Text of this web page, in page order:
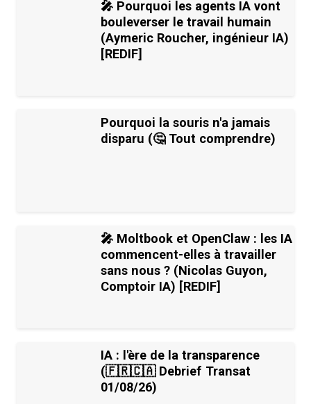
🎤 Pourquoi les agents IA vont
bouleverser le travail humain
(Aymeric Roucher, ingénieur IA)
[REDIF]
Pourquoi la souris n'a jamais
disparu (🤔 Tout comprendre)
🎤 Moltbook et OpenClaw : les IA
commencent-elles à travailler
sans nous ? (Nicolas Guyon,
Comptoir IA) [REDIF]
IA : l'ère de la transparence
(🇫🇷🇨🇦 Debrief Transat
01/08/26)